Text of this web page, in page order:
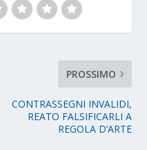
PROSSIMO
CONTRASSEGNI INVALIDI,
REATO FALSIFICARLI A
REGOLA D’ARTE